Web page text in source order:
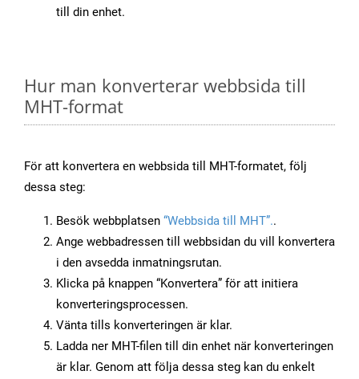
till din enhet.
Hur man konverterar webbsida till
MHT-format
För att konvertera en webbsida till MHT-formatet, följ
dessa steg:
Besök webbplatsen “Webbsida till MHT”..
Ange webbadressen till webbsidan du vill konvertera
i den avsedda inmatningsrutan.
Klicka på knappen “Konvertera” för att initiera
konverteringsprocessen.
Vänta tills konverteringen är klar.
Ladda ner MHT-filen till din enhet när konverteringen
är klar. Genom att följa dessa steg kan du enkelt